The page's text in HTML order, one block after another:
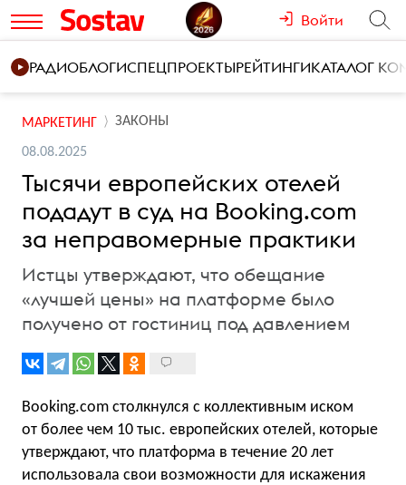
Войти
РАДИОБЛОГИСПЕЦПРОЕКТЫРЕЙТИНГИКАТАЛОГ
МАРКЕТИНГ ЗАКОНЫ
08.08.2025
Тысячи европейских отелей
подадут в суд на Booking.com
за неправомерные практики
Истцы утверждают, что обещание
«лучшей цены» на платформе было
получено от гостиниц под давлением
Booking.com столкнулся с коллективным иском
от более чем 10 тыс. европейских отелей, которые
утверждают, что платформа в течение 20 лет
использовала свои возможности для искажения